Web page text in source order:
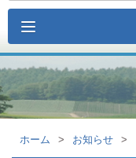
ホーム > お知らせ >